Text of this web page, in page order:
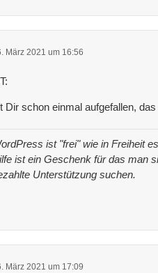
März 2021 um 16:56
Dir schon einmal aufgefallen,
ist "frei" wie in Freiheit
ist ein Geschenk für das man
Unterstützung suchen.
März 2021 um 17:09